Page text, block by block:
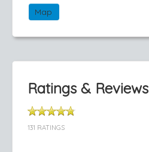
Map
Ratings & Reviews
131 RATINGS